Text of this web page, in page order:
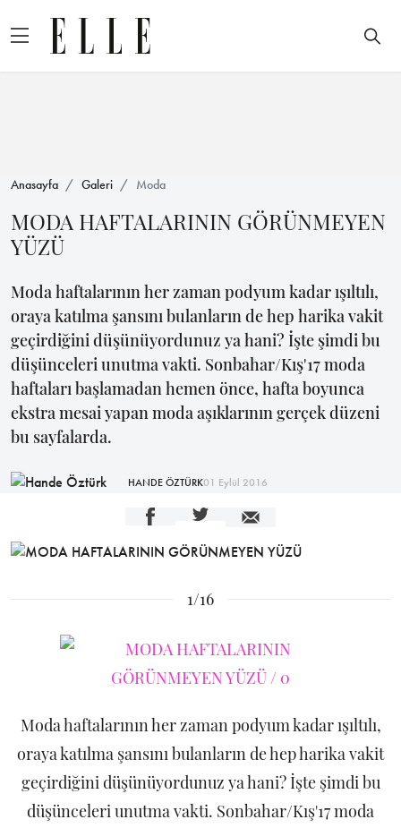
Anasayfa Galeri Moda
MODA HAFTALARININ GÖRÜNMEYEN
YÜZÜ
Moda haftalarının her zaman podyum kadar ışıltılı,
oraya katılma şansını bulanların de hep harika vakit
geçirdiğini düşünüyordunuz ya hani? İşte şimdi bu
düşünceleri unutma vakti. Sonbahar/Kış'17 moda
haftaları başlamadan hemen önce, hafta boyunca
ekstra mesai yapan moda aşıklarının gerçek düzeni
bu sayfalarda.
HANDE ÖZTÜRK01 Eylül 2016
1/16
Moda haftalarının her zaman podyum kadar ışıltılı,
oraya katılma şansını bulanların de hep harika vakit
geçirdiğini düşünüyordunuz ya hani? İşte şimdi bu
düşünceleri unutma vakti. Sonbahar/Kış'17 moda